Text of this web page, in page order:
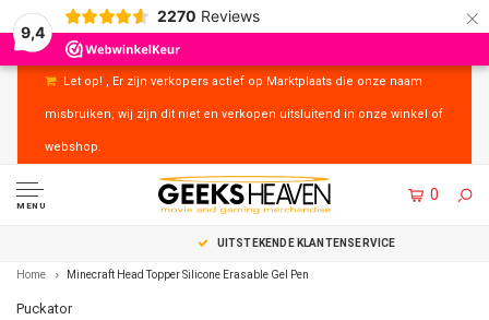
9,4
2270 Reviews ×
Let op! , Er zijn verkopers actief op Marktplaats die onze naam
misbruiken, wij zijn dit niet en verkopen uitsluitend in onze winkel of
webshop.
MENU
0
UITSTEKENDE KLANTENSERVICE
Home Minecraft Head Topper Silicone Erasable Gel Pen
Puckator